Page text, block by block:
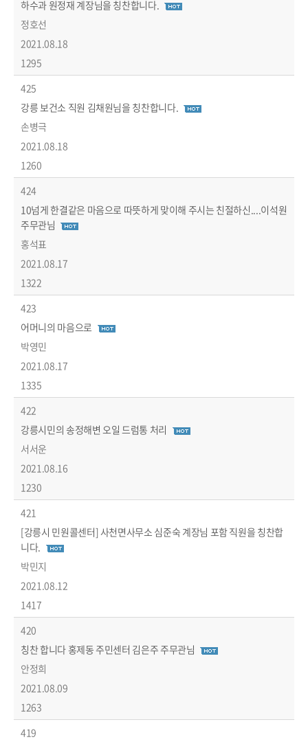
하수과 원정재 계장님을 칭찬합니다.
정호선
2021.08.18
1295
425
강릉 보건소 직원 김채원님을 칭찬합니다.
손병극
2021.08.18
1260
424
10넘게 한결같은 마음으로 따뜻하게 맞이해 주시는 친절하신....이석원
주무관님
홍석표
2021.08.17
1322
423
어머니의 마음으로
박영민
2021.08.17
1335
422
강릉시민의 송정해변 오일 드럼통 처리
서서운
2021.08.16
1230
421
[강릉시 민원콜센터] 사천면사무소 심준숙 계장님 포함 직원을 칭찬합
니다.
박민지
2021.08.12
1417
420
칭찬 합니다 홍제동 주민센터 김은주 주무관님
안정희
2021.08.09
1263
419